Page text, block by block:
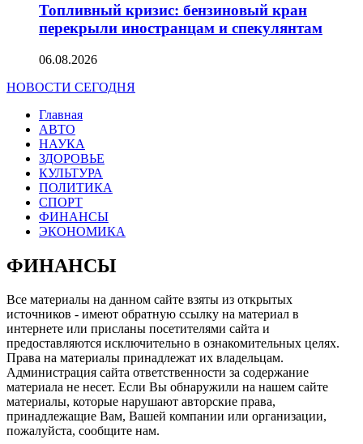
Топливный кризис: бензиновый кран
перекрыли иностранцам и спекулянтам
06.08.2026
НОВОСТИ СЕГОДНЯ
Главная
АВТО
НАУКА
ЗДОРОВЬЕ
КУЛЬТУРА
ПОЛИТИКА
СПОРТ
ФИНАНСЫ
ЭКОНОМИКА
ФИНАНСЫ
Все материалы на данном сайте взяты из открытых
источников - имеют обратную ссылку на материал в
интернете или присланы посетителями сайта и
предоставляются исключительно в ознакомительных целях.
Права на материалы принадлежат их владельцам.
Администрация сайта ответственности за содержание
материала не несет. Если Вы обнаружили на нашем сайте
материалы, которые нарушают авторские права,
принадлежащие Вам, Вашей компании или организации,
пожалуйста, сообщите нам.